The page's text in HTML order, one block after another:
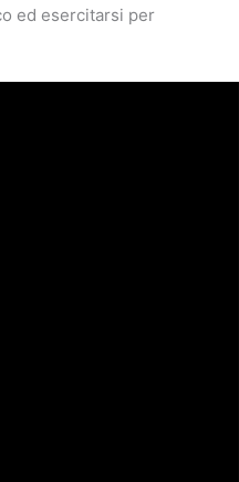
ed esercitarsi per